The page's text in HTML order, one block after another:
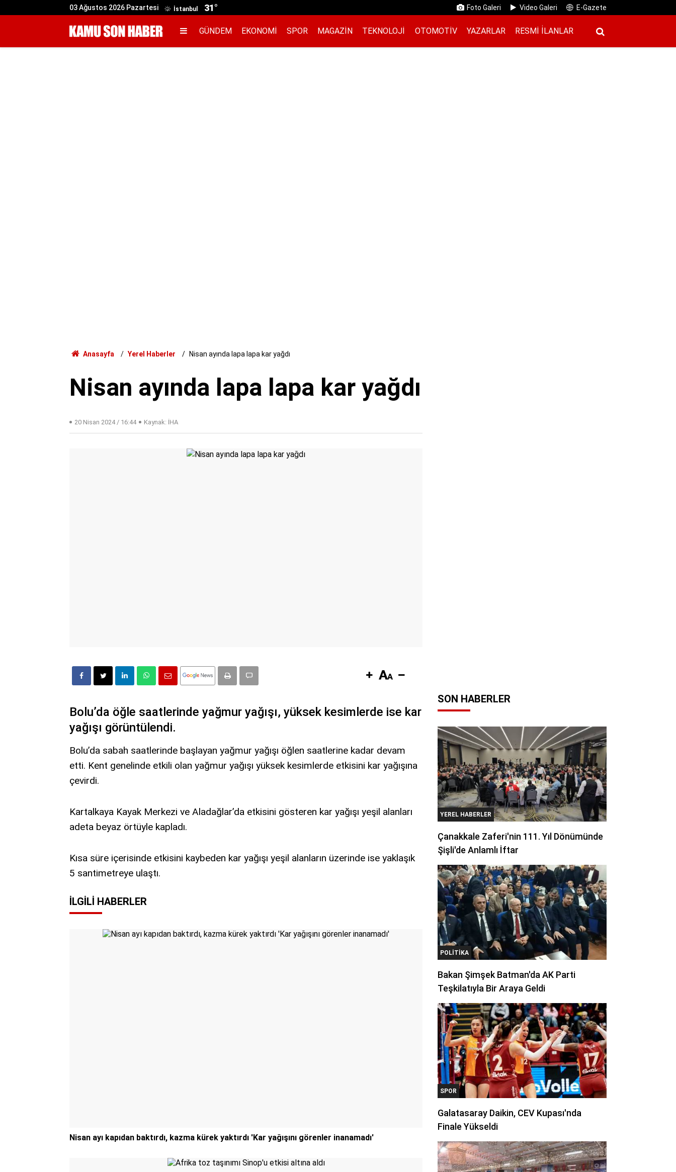
03 Ağustos 2026 Pazartesi İstanbul 31° Foto Galeri Video Galeri E-Gazete
GÜNDEM EKONOMI SPOR MAGAZIN TEKNOLOJI OTOMOTIV YAZARLAR RESMI İ̇LANLAR
Anasayfa Yerel Haberler Nisan ayında lapa lapa kar yağdı
Nisan ayında lapa lapa kar yağdı
20 Nisan 2024 / 16:44 Kaynak: İHA
Bolu’da öğle saatlerinde yağmur yağışı, yüksek kesimlerde ise kar
yağışı görüntülendi.
Bolu’da sabah saatlerinde başlayan yağmur yağışı öğlen saatlerine kadar devam
etti. Kent genelinde etkili olan yağmur yağışı yüksek kesimlerde etkisini kar yağışına
çevirdi.
Kartalkaya Kayak Merkezi ve Aladağlar’da etkisini gösteren kar yağışı yeşil alanları
adeta beyaz örtüyle kapladı.
Kısa süre içerisinde etkisini kaybeden kar yağışı yeşil alanların üzerinde ise yaklaşık
5 santimetreye ulaştı.
İLGILI HABERLER
Nisan ayı kapıdan baktırdı, kazma kürek yaktırdı 'Kar yağışını görenler inanamadı'
SON HABERLER
YEREL HABERLER
Çanakkale Zaferi'nin 111. Yıl Dönümünde
Şişli'de Anlamlı İftar
POLITIKA
Bakan Şimşek Batman'da AK Parti
Teşkilatıyla Bir Araya Geldi
SPOR
Galatasaray Daikin, CEV Kupası'nda
Finale Yükseldi